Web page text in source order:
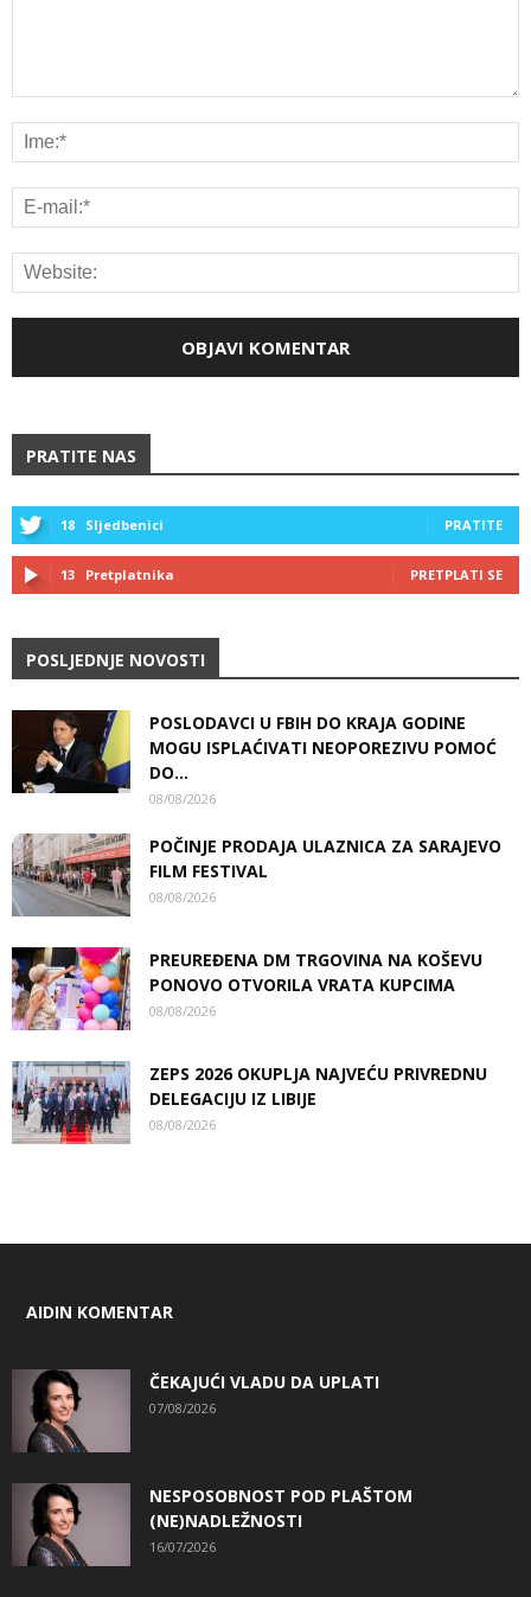
PRATITE NAS
18 Sljedbenici PRATITE
13 Pretplatnika PRETPLATI SE
POSLJEDNJE NOVOSTI
POSLODAVCI U FBIH DO KRAJA GODINE
MOGU ISPLAĆIVATI NEOPOREZIVU POMOĆ
DO...
08/08/2026
POČINJE PRODAJA ULAZNICA ZA SARAJEVO
FILM FESTIVAL
08/08/2026
PREUREĐENA DM TRGOVINA NA KOŠEVU
PONOVO OTVORILA VRATA KUPCIMA
08/08/2026
ZEPS 2026 OKUPLJA NAJVEĆU PRIVREDNU
DELEGACIJU IZ LIBIJE
08/08/2026
AIDIN KOMENTAR
ČEKAJUĆI VLADU DA UPLATI
07/08/2026
NESPOSOBNOST POD PLAŠTOM
(NE)NADLEŽNOSTI
16/07/2026